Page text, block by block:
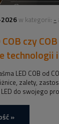
w kategorii: -
czy
technologii
LED COB od
zalety,
do swojego
»